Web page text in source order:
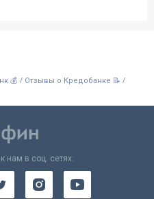
💰 / Отзывы о Кредобанке 📝 /
нам в соц. сетях: